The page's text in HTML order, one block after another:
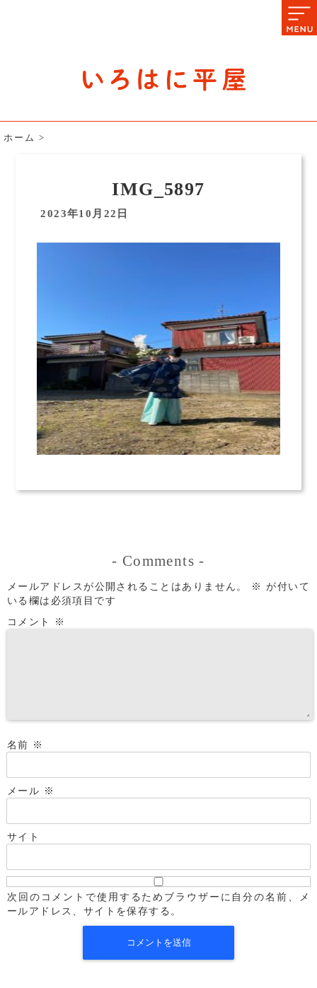
ホーム >
IMG_5897
2023年10月22日
- Comments -
メールアドレスが公開されることはありません。 ※ が付いて
いる欄は必須項目です
コメント
※
名前 ※
メール ※
サイト
次回のコメントで使用するためブラウザーに自分の名前、メ
ールアドレス、サイトを保存する。